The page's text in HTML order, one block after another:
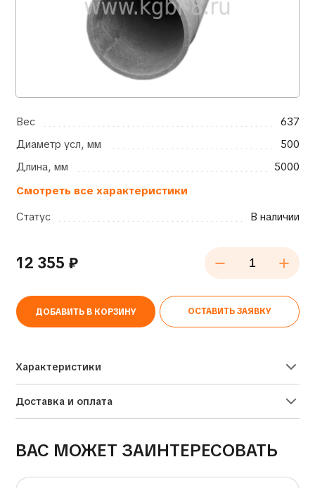
Вес
637
Диаметр усл, мм
500
Длина, мм
5000
Смотреть все характеристики
Статус
В наличии
12 355 ₽
ДОБАВИТЬ В КОРЗИНУ ОСТАВИТЬ ЗАЯВКУ
Характеристики
Доставка и оплата
ВАС МОЖЕТ ЗАИНТЕРЕСОВАТЬ